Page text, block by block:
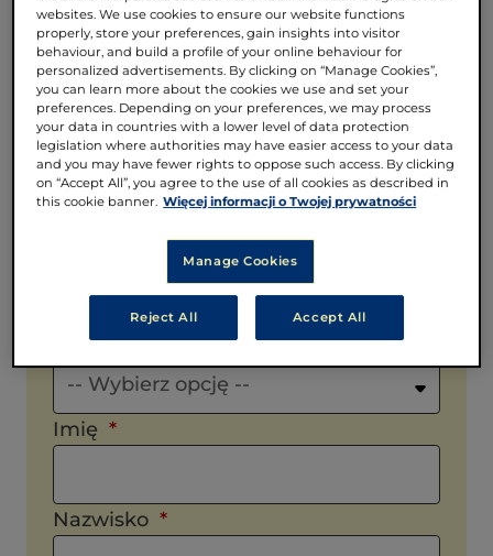
pomożemy.
Proszę wybrać
-- Wybierz opcję --
Proszę wybrać
-- Wybierz opcję --
Imię
Nazwisko
websites. We use cookies to ensure our website functions
properly, store your preferences, gain insights into visitor
behaviour, and build a profile of your online behaviour for
personalized advertisements. By clicking on “Manage Cookies”,
you can learn more about the cookies we use and set your
preferences. Depending on your preferences, we may process
your data in countries with a lower level of data protection
legislation where authorities may have easier access to your data
and you may have fewer rights to oppose such access. By clicking
on “Accept All”, you agree to the use of all cookies as described in
this cookie banner. Więcej informacji o Twojej prywatności
Manage Cookies
Reject All Accept All